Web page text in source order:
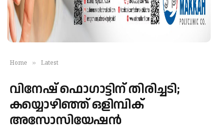
Home » Latest
വിനേഷ് ഫൊഗാട്ടിന് തിരിച്ചടി;
കയ്യൊഴിഞ്ഞ് ഒളിമ്പിക്
അസോസിയേഷന്‍